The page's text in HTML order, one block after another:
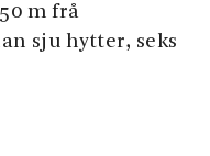
m frå
sju hytter, seks